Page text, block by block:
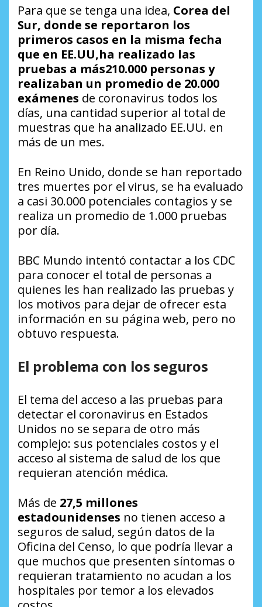
Para que se tenga una idea, Corea del
Sur, donde se reportaron los
primeros casos en la misma fecha
que en EE.UU,ha realizado las
pruebas a más210.000 personas y
realizaban un promedio de 20.000
exámenes de coronavirus todos los
días, una cantidad superior al total de
muestras que ha analizado EE.UU. en
más de un mes.
En Reino Unido, donde se han reportado
tres muertes por el virus, se ha evaluado
a casi 30.000 potenciales contagios y se
realiza un promedio de 1.000 pruebas
por día.
BBC Mundo intentó contactar a los CDC
para conocer el total de personas a
quienes les han realizado las pruebas y
los motivos para dejar de ofrecer esta
información en su página web, pero no
obtuvo respuesta.
El problema con los seguros
El tema del acceso a las pruebas para
detectar el coronavirus en Estados
Unidos no se separa de otro más
complejo: sus potenciales costos y el
acceso al sistema de salud de los que
requieran atención médica.
Más de 27,5 millones
estadounidenses no tienen acceso a
seguros de salud, según datos de la
Oficina del Censo, lo que podría llevar a
que muchos que presenten síntomas o
requieran tratamiento no acudan a los
hospitales por temor a los elevados